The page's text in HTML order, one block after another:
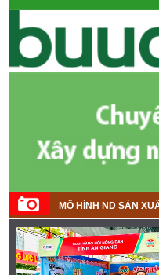
MÔ HÌNH ND SẢN